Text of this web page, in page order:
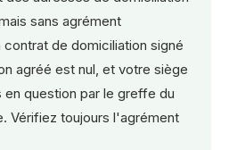
sans agrément
de domiciliation signé
agréé est nul, et votre siège
question par le greffe du
Vérifiez toujours l'agrément